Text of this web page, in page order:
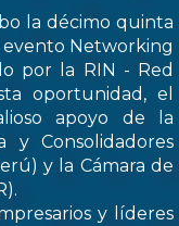
la décimo quinta
Networking
por la RIN - Red
oportunidad, el
apoyo de la
y Consolidadores
y la Cámara de
y líderes